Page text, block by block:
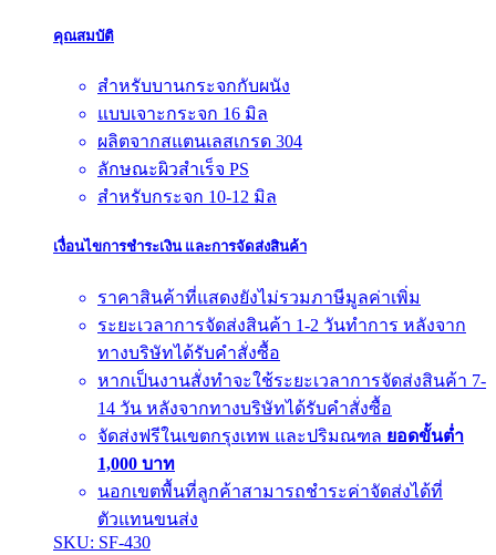
คุณสมบัติ
สำหรับบานกระจกกับผนัง
แบบเจาะกระจก 16 มิล
ผลิตจากสแตนเลสเกรด 304
ลักษณะผิวสำเร็จ PS
สำหรับกระจก 10-12 มิล
เงื่อนไขการชำระเงิน และการจัดส่งสินค้า
ราคาสินค้าที่แสดงยังไม่รวมภาษีมูลค่าเพิ่ม
ระยะเวลาการจัดส่งสินค้า 1-2 วันทำการ หลังจาก
ทางบริษัทได้รับคำสั่งซื้อ
หากเป็นงานสั่งทำจะใช้ระยะเวลาการจัดส่งสินค้า 7-
14 วัน หลังจากทางบริษัทได้รับคำสั่งซื้อ
จัดส่งฟรีในเขตกรุงเทพ และปริมณฑล ยอดขั้นต่ำ
1,000 บาท
นอกเขตพื้นที่ลูกค้าสามารถชำระค่าจัดส่งได้ที่
ตัวแทนขนส่ง
SKU: SF-430